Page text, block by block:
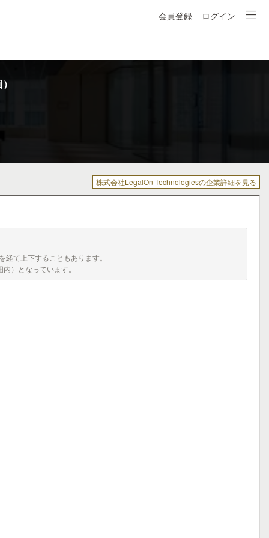
会員登録 ログイン
株式会社LegalOn Technologiesの企業詳細を見る
て上下することもあります。
内）となっています。